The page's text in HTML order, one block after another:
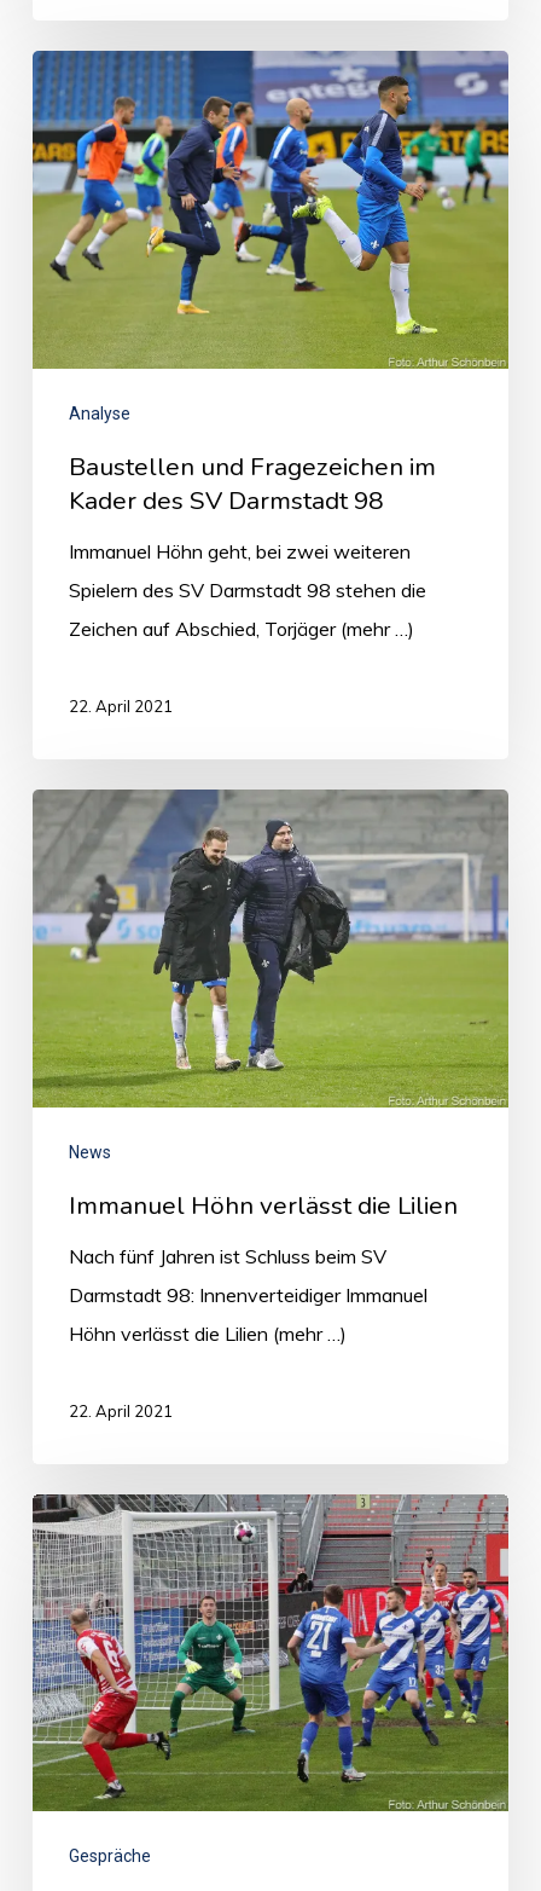
Analyse
Baustellen und Fragezeichen im
Kader des SV Darmstadt 98
Immanuel Höhn geht, bei zwei weiteren
Spielern des SV Darmstadt 98 stehen die
Zeichen auf Abschied, Torjäger (mehr …)
22. April 2021
News
Immanuel Höhn verlässt die Lilien
Nach fünf Jahren ist Schluss beim SV
Darmstadt 98: Innenverteidiger Immanuel
Höhn verlässt die Lilien (mehr …)
22. April 2021
Gespräche